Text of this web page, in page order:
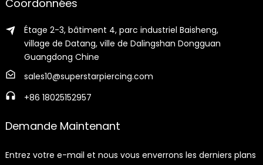
Coordonnées
Étage 2-3, bâtiment 4, parc industriel Baisheng,
village de Datang, ville de Dalingshan Dongguan
Guangdong Chine
sales10@superstarpiercing.com
+86 18025152957
Demande Maintenant
Entrez votre e-mail et nous vous enverrons les derniers plans